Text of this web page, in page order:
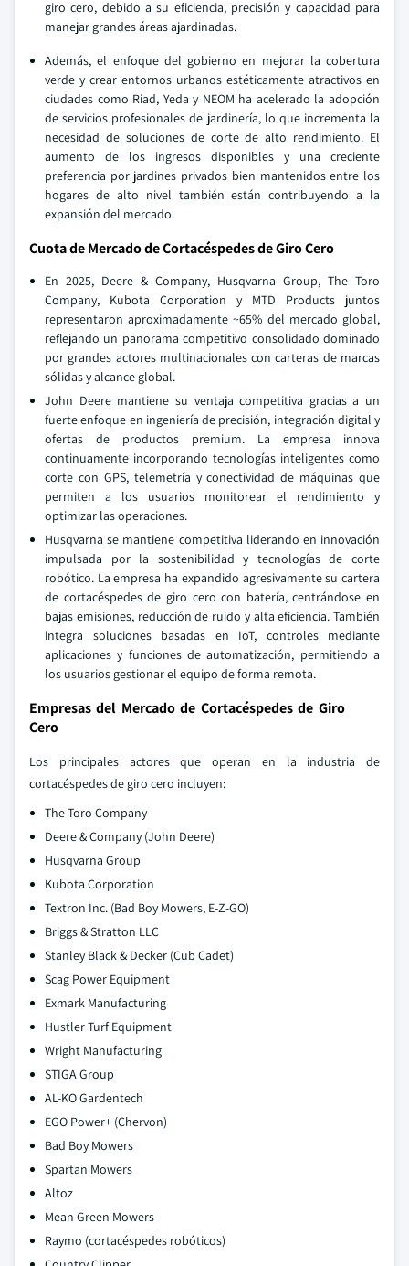
giro cero, debido a su eficiencia, precisión y capacidad para
manejar grandes áreas ajardinadas.
Además, el enfoque del gobierno en mejorar la cobertura
verde y crear entornos urbanos estéticamente atractivos en
ciudades como Riad, Yeda y NEOM ha acelerado la adopción
de servicios profesionales de jardinería, lo que incrementa la
necesidad de soluciones de corte de alto rendimiento. El
aumento de los ingresos disponibles y una creciente
preferencia por jardines privados bien mantenidos entre los
hogares de alto nivel también están contribuyendo a la
expansión del mercado.
Cuota de Mercado de Cortacéspedes de Giro Cero
En 2025, Deere & Company, Husqvarna Group, The Toro
Company, Kubota Corporation y MTD Products juntos
representaron aproximadamente ~65% del mercado global,
reflejando un panorama competitivo consolidado dominado
por grandes actores multinacionales con carteras de marcas
sólidas y alcance global.
John Deere mantiene su ventaja competitiva gracias a un
fuerte enfoque en ingeniería de precisión, integración digital y
ofertas de productos premium. La empresa innova
continuamente incorporando tecnologías inteligentes como
corte con GPS, telemetría y conectividad de máquinas que
permiten a los usuarios monitorear el rendimiento y
optimizar las operaciones.
Husqvarna se mantiene competitiva liderando en innovación
impulsada por la sostenibilidad y tecnologías de corte
robótico. La empresa ha expandido agresivamente su cartera
de cortacéspedes de giro cero con batería, centrándose en
bajas emisiones, reducción de ruido y alta eficiencia. También
integra soluciones basadas en IoT, controles mediante
aplicaciones y funciones de automatización, permitiendo a
los usuarios gestionar el equipo de forma remota.
Empresas del Mercado de Cortacéspedes de Giro
Cero
Los principales actores que operan en la industria de
cortacéspedes de giro cero incluyen:
The Toro Company
Deere & Company (John Deere)
Husqvarna Group
Kubota Corporation
Textron Inc. (Bad Boy Mowers, E-Z-GO)
Briggs & Stratton LLC
Stanley Black & Decker (Cub Cadet)
Scag Power Equipment
Exmark Manufacturing
Hustler Turf Equipment
Wright Manufacturing
STIGA Group
AL-KO Gardentech
EGO Power+ (Chervon)
Bad Boy Mowers
Spartan Mowers
Altoz
Mean Green Mowers
Raymo (cortacéspedes robóticos)